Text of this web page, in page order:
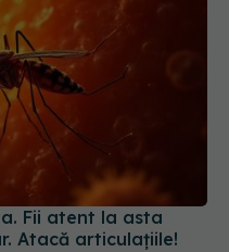
Fii atent la asta
Atacă articulațiile!